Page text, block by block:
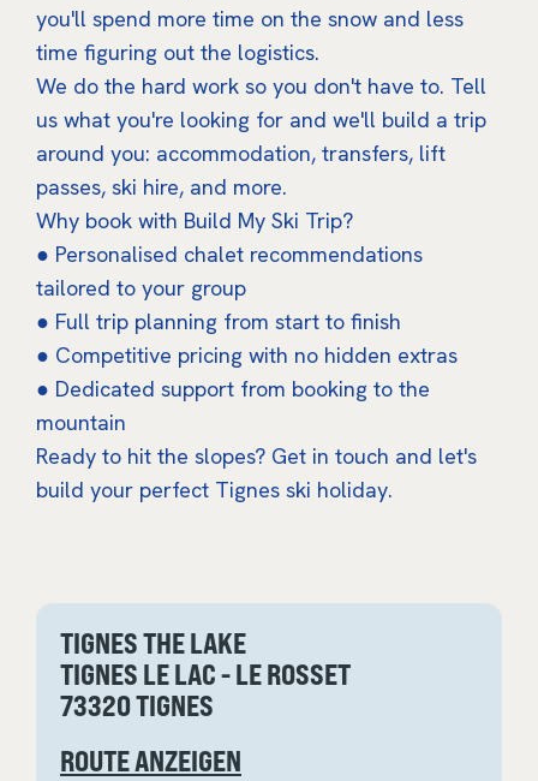
you'll spend more time on the snow and less
time figuring out the logistics.
We do the hard work so you don't have to. Tell
us what you're looking for and we'll build a trip
around you: accommodation, transfers, lift
passes, ski hire, and more.
Why book with Build My Ski Trip?
● Personalised chalet recommendations
tailored to your group
● Full trip planning from start to finish
● Competitive pricing with no hidden extras
● Dedicated support from booking to the
mountain
Ready to hit the slopes? Get in touch and let's
build your perfect Tignes ski holiday.
TIGNES THE LAKE
TIGNES LE LAC - LE ROSSET
73320 TIGNES
ROUTE ANZEIGEN